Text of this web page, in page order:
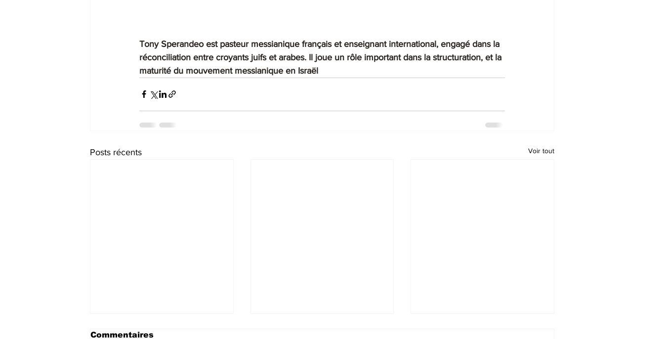
Tony Sperandeo est pasteur messianique français et enseignant international, engagé dans la
réconciliation entre croyants juifs et arabes. Il joue un rôle important dans la structuration, et la
maturité du mouvement messianique en Israël
Posts récents Voir tout
Commentaires